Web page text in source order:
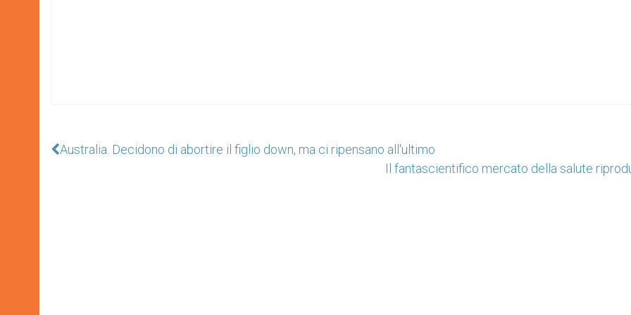
Australia. Decidono di abortire il figlio down, ma ci ripensano all'ultimo
Il fantascientifico mercato della salute